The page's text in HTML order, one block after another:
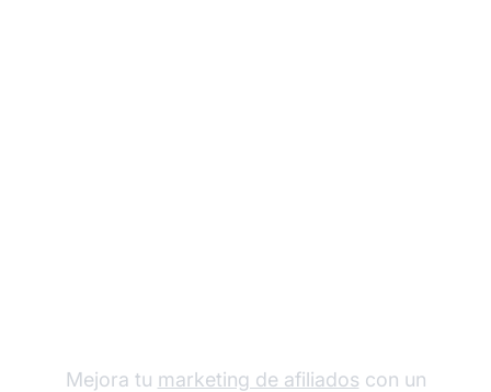
Mejora tu marketing de afiliados con un